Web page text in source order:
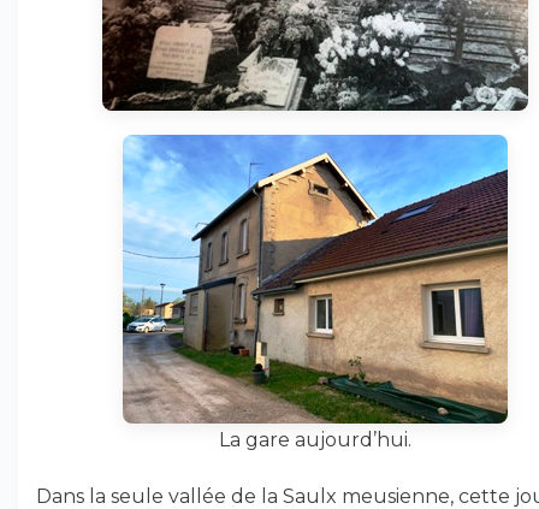
La gare aujourd’hui.
Dans la seule vallée de la Saulx meusienne, cette